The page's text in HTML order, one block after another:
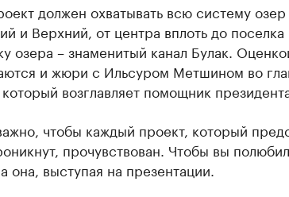
должен охватывать всю систему
и Верхний, от центра вплоть до
озера – знаменитый канал Булак.
и жюри с Ильсуром Метшином во
возглавляет помощник
чтобы каждый проект, который
прочувствован. Чтобы вы
она, выступая на презентации.